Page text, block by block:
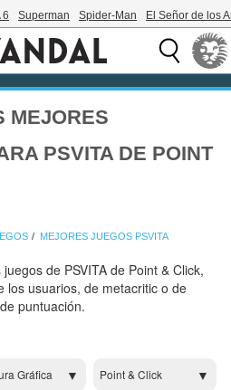
6 Superman Spider-Man El Señor de los
MEJORES
PSVITA DE POINT
MEJORES JUEGOS PSVITA
de PSVITA de Point & Click,
los usuarios, de metacritic o de
puntuación.
Gráfica Point & Click